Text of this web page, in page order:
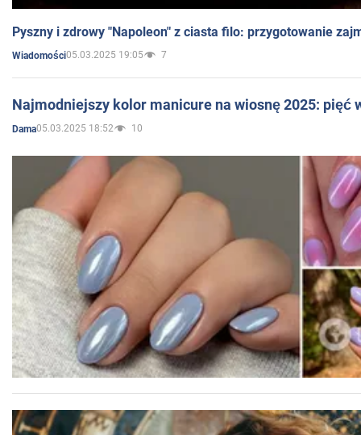
Pyszny i zdrowy "Napoleon" z ciasta filo: przygotowanie
Wiadomości05.03.2025 19:05 7
Najmodniejszy kolor manicure na wiosnę 2025: pięć
Dama05.03.2025 18:52 10